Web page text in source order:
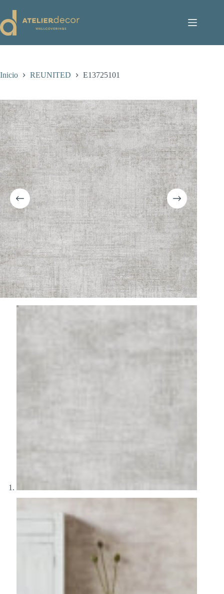
contenido
Inicio REUNITED E13725101